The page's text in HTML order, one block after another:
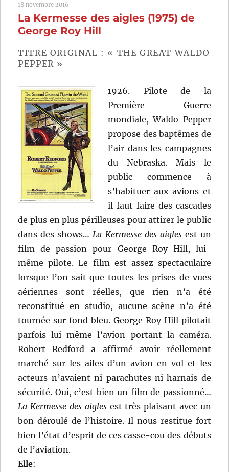
dans
Ken
Annakin
18 novembre 2016
La Kermesse des aigles (1975) de
George Roy Hill
TITRE ORIGINAL : « THE GREAT WALDO
PEPPER »
1926. Pilote de la
Première Guerre
mondiale, Waldo Pepper
propose des baptêmes de
l’air dans les campagnes
du Nebraska. Mais le
public commence à
s’habituer aux avions et
il faut faire des cascades
de plus en plus périlleuses pour attirer le public
dans des shows… La Kermesse des aiglesest un
film de passion pour George Roy Hill, lui-
même pilote. Le film est assez spectaculaire
lorsque l’on sait que toutes les prises de vues
aériennes sont réelles, que rien n’a été
reconstitué en studio, aucune scène n’a été
tournée sur fond bleu. George Roy Hill pilotait
parfois lui-même l’avion portant la caméra.
Robert Redford a affirmé avoir réellement
marché sur les ailes d’un avion en vol et les
acteurs n’avaient ni parachutes ni harnais de
sécurité. Oui, c’est bien un film de passionné…
La Kermesse des aiglesest très plaisant avec un
bon déroulé de l’histoire. Il nous restitue fort
bien l’état d’esprit de ces casse-cou des débuts
de l’aviation.
Elle:
–